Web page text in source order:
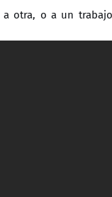
a otra, o a un